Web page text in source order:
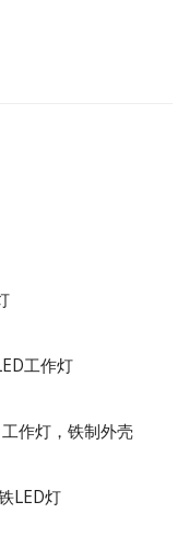
工作灯
作灯，铁制外壳
LED灯